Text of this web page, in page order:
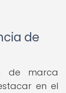
de
de marca
en el